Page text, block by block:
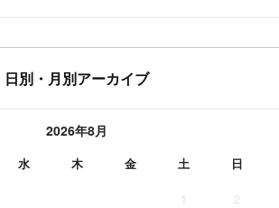
日別・月別アーカイブ
2026年8月
水 木 金 土 日
1
2